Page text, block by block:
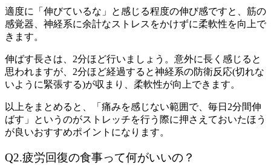
適度に「伸びているな」と感じる程度の伸び感ですと、筋の
感覚器、神経系に余計なストレスをかけずに柔軟性を向上で
きます。
伸ばす長さは、2分ほど行いましょう。意外に長く感じると
思われますが、2分ほど経過すると神経系の防衛反応(切れな
いように緊張する)が収まり、柔軟性が向上できます。
以上をまとめると、「 痛みを感じない範囲で、毎日2分間伸
ばす 」というのがストレッチを行う際に押さえておいたほう
が良いおすすめポイントになります。
Q2.疲労回復の食事って何がいいの ？